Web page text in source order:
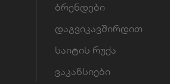
ბრენდები
დაგვიკავშირდით
საიტის რუქა
ვაკანსიები